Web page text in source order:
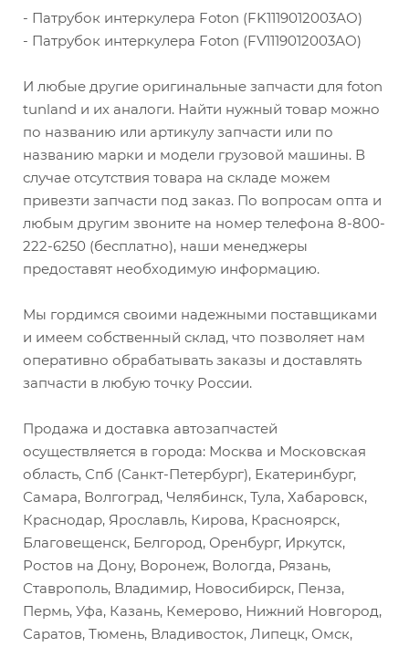
- Патрубок интеркулера Foton (FK1119012003АО)
- Патрубок интеркулера Foton (FV1119012003АО)
И любые другие оригинальные запчасти для foton
tunland и их аналоги. Найти нужный товар можно
по названию или артикулу запчасти или по
названию марки и модели грузовой машины. В
случае отсутствия товара на складе можем
привезти запчасти под заказ. По вопросам опта и
любым другим звоните на номер телефона 8-800-
222-6250 (бесплатно), наши менеджеры
предоставят необходимую информацию.
Мы гордимся своими надежными поставщиками
и имеем собственный склад, что позволяет нам
оперативно обрабатывать заказы и доставлять
запчасти в любую точку России.
Продажа и доставка автозапчастей
осуществляется в города: Москва и Московская
область, Спб (Санкт-Петербург), Екатеринбург,
Самара, Волгоград, Челябинск, Тула, Хабаровск,
Краснодар, Ярославль, Кирова, Красноярск,
Благовещенск, Белгород, Оренбург, Иркутск,
Ростов на Дону, Воронеж, Вологда, Рязань,
Ставрополь, Владимир, Новосибирск, Пенза,
Пермь, Уфа, Казань, Кемерово, Нижний Новгород,
Саратов, Тюмень, Владивосток, Липецк, Омск,